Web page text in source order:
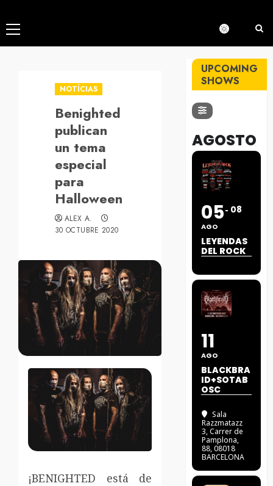
Menú
principal
NOTÍCIAS
Benighted
publican
un tema
especial
para
Halloween
ALEX A.
30 OCTUBRE 2020
¡BENIGHTED está de
UPCOMING
SHOWS
AGOSTO
05
AGO
08
LEYENDAS
DEL ROCK
11
AGO
BLACKBRA
ID+SOTAB
OSC
Sala
Razzmatazz
3, Carrer de
Pamplona,
88, 08018
BARCELONA